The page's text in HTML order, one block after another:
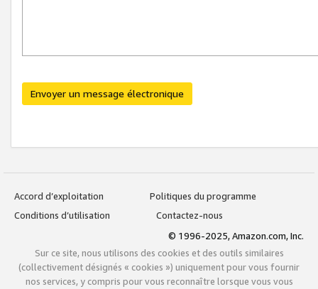
Envoyer un message électronique
Accord d’exploitation
Politiques du programme
Conditions d’utilisation
Contactez-nous
© 1996-2025, Amazon.com, Inc.
Sur ce site, nous utilisons des cookies et des outils similaires
(collectivement désignés « cookies ») uniquement pour vous fournir
nos services, y compris pour vous reconnaître lorsque vous vous